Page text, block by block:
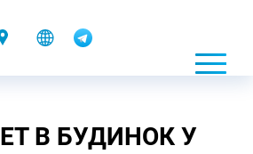
В БУДИНОК У